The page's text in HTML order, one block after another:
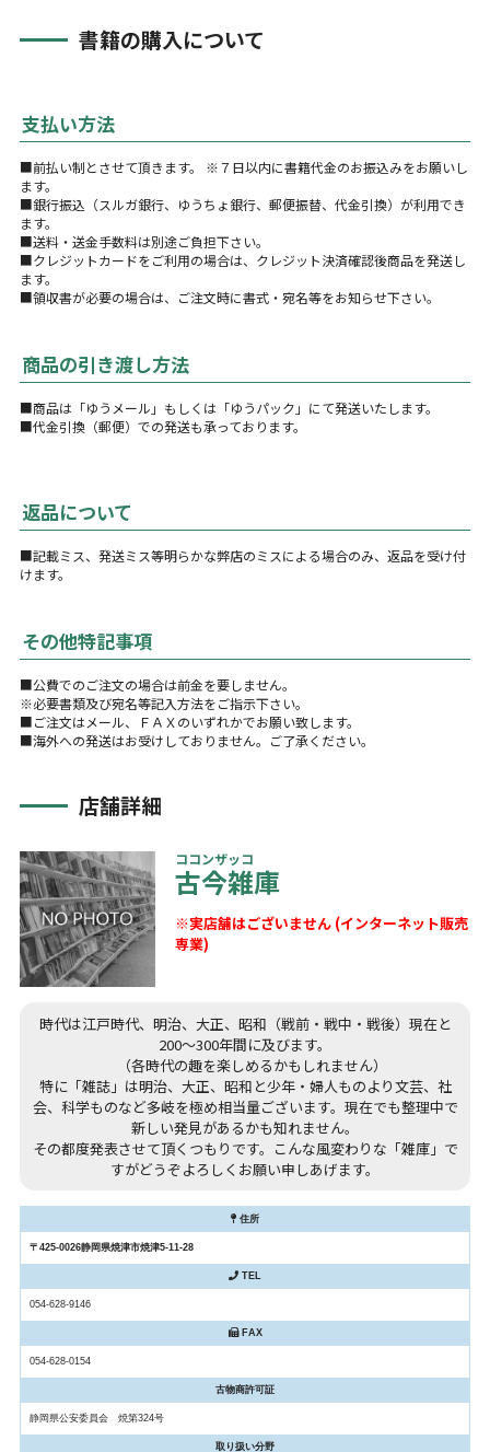
書籍の購入について
支払い方法
■前払い制とさせて頂きます。 ※７日以内に書籍代金のお振込みをお願いし
ます。
■銀行振込（スルガ銀行、ゆうちょ銀行、郵便振替、代金引換）が利用でき
ます。
■送料・送金手数料は別途ご負担下さい。
■クレジットカードをご利用の場合は、クレジット決済確認後商品を発送し
ます。
■領収書が必要の場合は、ご注文時に書式・宛名等をお知らせ下さい。
商品の引き渡し方法
■商品は「ゆうメール」もしくは「ゆうパック」にて発送いたします。
■代金引換（郵便）での発送も承っております。
返品について
■記載ミス、発送ミス等明らかな弊店のミスによる場合のみ、返品を受け付
けます。
その他特記事項
■公費でのご注文の場合は前金を要しません。
※必要書類及び宛名等記入方法をご指示下さい。
■ご注文はメール、ＦＡＸのいずれかでお願い致します。
■海外への発送はお受けしておりません。ご了承ください。
店舗詳細
ココンザッコ
古今雑庫
※実店舗はございません (インターネット販売
専業)
時代は江戸時代、明治、大正、昭和（戦前・戦中・戦後）現在と
200～300年間に及びます。
（各時代の趣を楽しめるかもしれません）
特に「雑誌」は明治、大正、昭和と少年・婦人ものより文芸、社
会、科学ものなど多岐を極め相当量ございます。現在でも整理中で
新しい発見があるかも知れません。
その都度発表させて頂くつもりです。こんな風変わりな「雑庫」で
すがどうぞよろしくお願い申しあげます。
住所
〒425-0026静岡県焼津市焼津5-11-28
TEL
054-628-9146
FAX
054-628-0154
古物商許可証
静岡県公安委員会 焼第324号
取り扱い分野